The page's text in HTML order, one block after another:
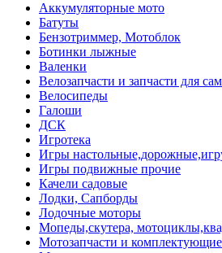
Аккумуляторные мото
Батуты
Бензотриммер, Мотоблок
Ботинки лыжные
Валенки
Велозапчасти и запчасти для
Велосипеды
Галоши
ДСК
Игротека
Игры
Игры подвижные прочие
Качели садовые
Лодки, Сапборды
Лодочные моторы
Мопеды,скутера,
Мотозапчасти и